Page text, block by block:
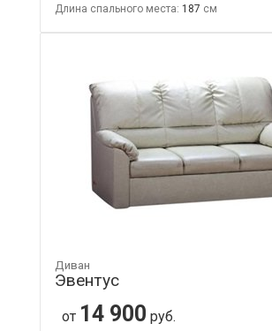
Длина спального места: 187
Диван
Эвентус
от 14 900 руб.